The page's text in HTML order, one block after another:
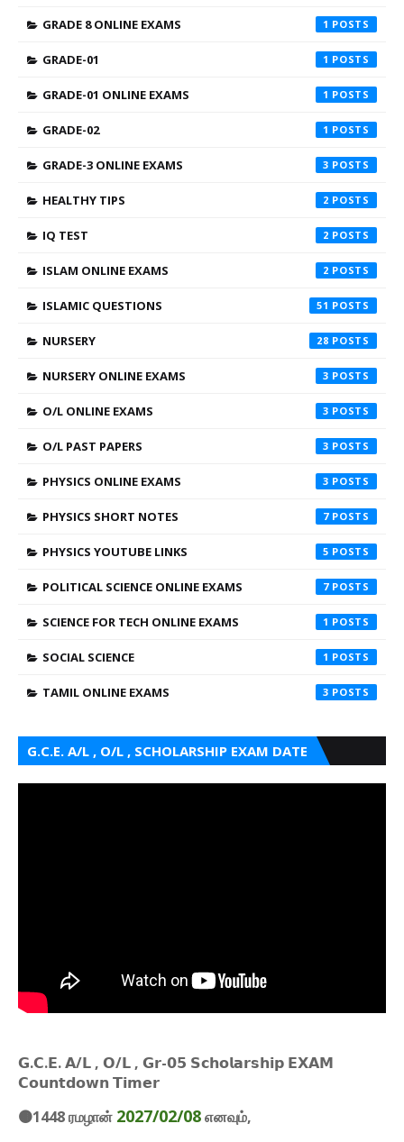
GRADE 8 ONLINE EXAMS 1
GRADE-01 1
GRADE-01 ONLINE EXAMS 1
GRADE-02 1
GRADE-3 ONLINE EXAMS 3
HEALTHY TIPS 2
IQ TEST 2
ISLAM ONLINE EXAMS 2
ISLAMIC QUESTIONS 51
NURSERY 28
NURSERY ONLINE EXAMS 3
O/L ONLINE EXAMS 3
O/L PAST PAPERS 3
PHYSICS ONLINE EXAMS 3
PHYSICS SHORT NOTES 7
PHYSICS YOUTUBE LINKS 5
POLITICAL SCIENCE ONLINE EXAMS 7
SCIENCE FOR TECH ONLINE EXAMS 1
SOCIAL SCIENCE 1
TAMIL ONLINE EXAMS 3
G.C.E. A/L , O/L , SCHOLARSHIP EXAM DATE
𝗚.𝗖.𝗘. 𝗔/𝗟 , 𝗢/𝗟 , 𝗚𝗿-𝟬𝟱 𝗦𝗰𝗵𝗼𝗹𝗮𝗿𝘀𝗵𝗶𝗽 𝗘𝗫𝗔𝗠
𝗖𝗼𝘂𝗻𝘁𝗱𝗼𝘄𝗻 𝗧𝗶𝗺𝗲𝗿
🟤1448 ரமழான் 2027/02/08எனவும்,